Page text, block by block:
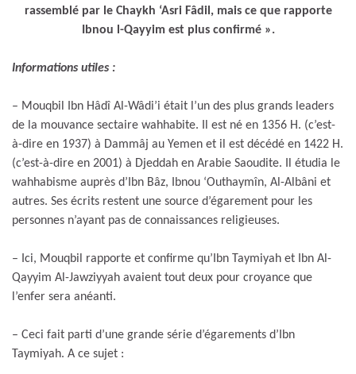
rassemblé par le Chaykh ‘Asri Fâdil, mais ce que rapporte
Ibnou l-Qayyim est plus confirmé ».
Informations utiles :
– Mouqbil Ibn Hâdî Al-Wâdi’i était l’un des plus grands leaders
de la mouvance sectaire wahhabite. Il est né en 1356 H. (c’est-
à-dire en 1937) à Dammâj au Yemen et il est décédé en 1422 H.
(c’est-à-dire en 2001) à Djeddah en Arabie Saoudite. Il étudia le
wahhabisme auprès d’Ibn Bâz, Ibnou ‘Outhaymîn, Al-Albâni et
autres. Ses écrits restent une source d’égarement pour les
personnes n’ayant pas de connaissances religieuses.
– Ici, Mouqbil rapporte et confirme qu’Ibn Taymiyah et Ibn Al-
Qayyim Al-Jawziyyah avaient tout deux pour croyance que
l’enfer sera anéanti.
– Ceci fait parti d’une grande série d’égarements d’Ibn
Taymiyah. A ce sujet :